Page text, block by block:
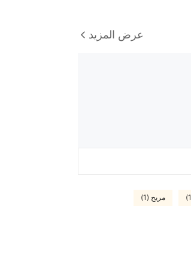
عرض المزيد
مريح (1)